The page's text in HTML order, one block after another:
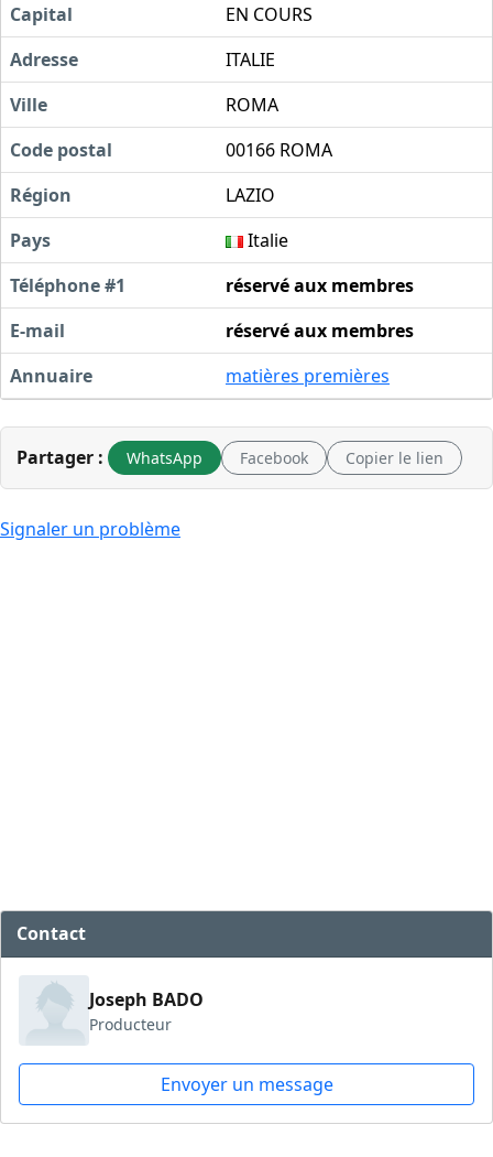
Capital
EN COURS
Adresse
ITALIE
Ville
ROMA
Code postal
00166 ROMA
Région
LAZIO
Pays
Italie
Téléphone #1
réservé aux membres
E-mail
réservé aux membres
Annuaire
matières premières
Partager : WhatsApp Facebook Copier le lien
Signaler un problème
Contact
Joseph BADO
Producteur
Envoyer un message